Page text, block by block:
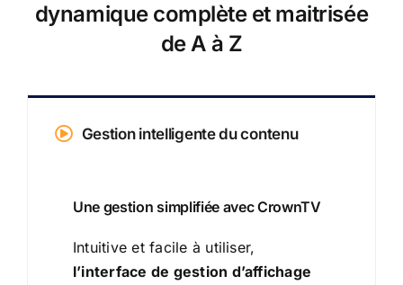
dynamique complète et maitrisée
de A à Z
Gestion intelligente du contenu
Une gestion simplifiée avec CrownTV
Intuitive et facile à utiliser,
l’interface de gestion d’affichage